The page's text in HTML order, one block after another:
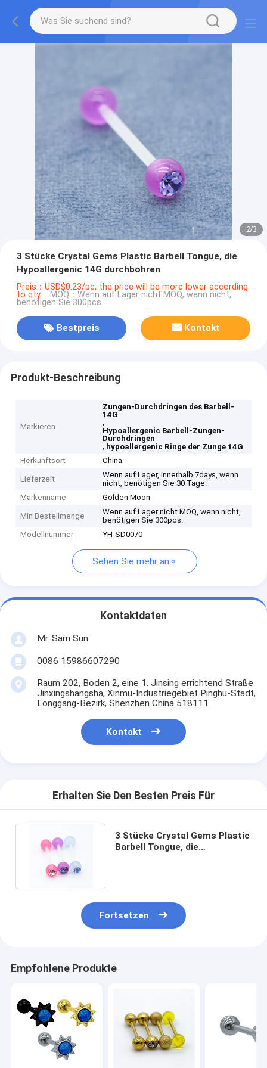
2/3
3 Stücke Crystal Gems Plastic Barbell Tongue, die
Hypoallergenic 14G durchbohren
Preis：USD$0.23/pc, the price will be more lower according
to qty. MOQ：Wenn auf Lager nicht MOQ, wenn nicht,
benötigen Sie 300pcs.
Bestpreis Kontakt
Produkt-Beschreibung
Markieren
Zungen-Durchdringen des Barbell-
14G
,
Hypoallergenic Barbell-Zungen-
Durchdringen
, hypoallergenic Ringe der Zunge 14G
Herkunftsort
China
Lieferzeit
Wenn auf Lager, innerhalb 7days, wenn
nicht, benötigen Sie 30 Tage.
Markenname
Golden Moon
Min Bestellmenge
Wenn auf Lager nicht MOQ, wenn nicht,
benötigen Sie 300pcs.
Modellnummer
YH-SD0070
Sehen Sie mehr an
Kontaktdaten
Mr. Sam Sun
0086 15986607290
Raum 202, Boden 2, eine 1. Jinsing errichtend Straße
Jinxingshangsha, Xinmu-Industriegebiet Pinghu-Stadt,
Longgang-Bezirk, Shenzhen China 518111
Kontakt
Erhalten Sie Den Besten Preis Für
3 Stücke Crystal Gems Plastic
Barbell Tongue, die
Fortsetzen
Empfohlene Produkte